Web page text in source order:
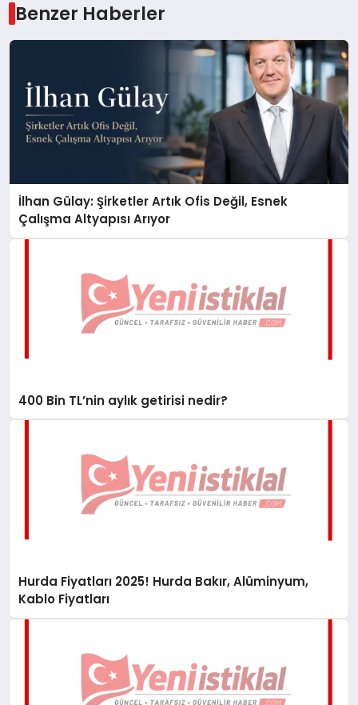
Benzer Haberler
İlhan Gülay: Şirketler Artık Ofis Değil, Esnek
Çalışma Altyapısı Arıyor
400 Bin TL’nin aylık getirisi nedir?
Hurda Fiyatları 2025! Hurda Bakır, Alüminyum,
Kablo Fiyatları